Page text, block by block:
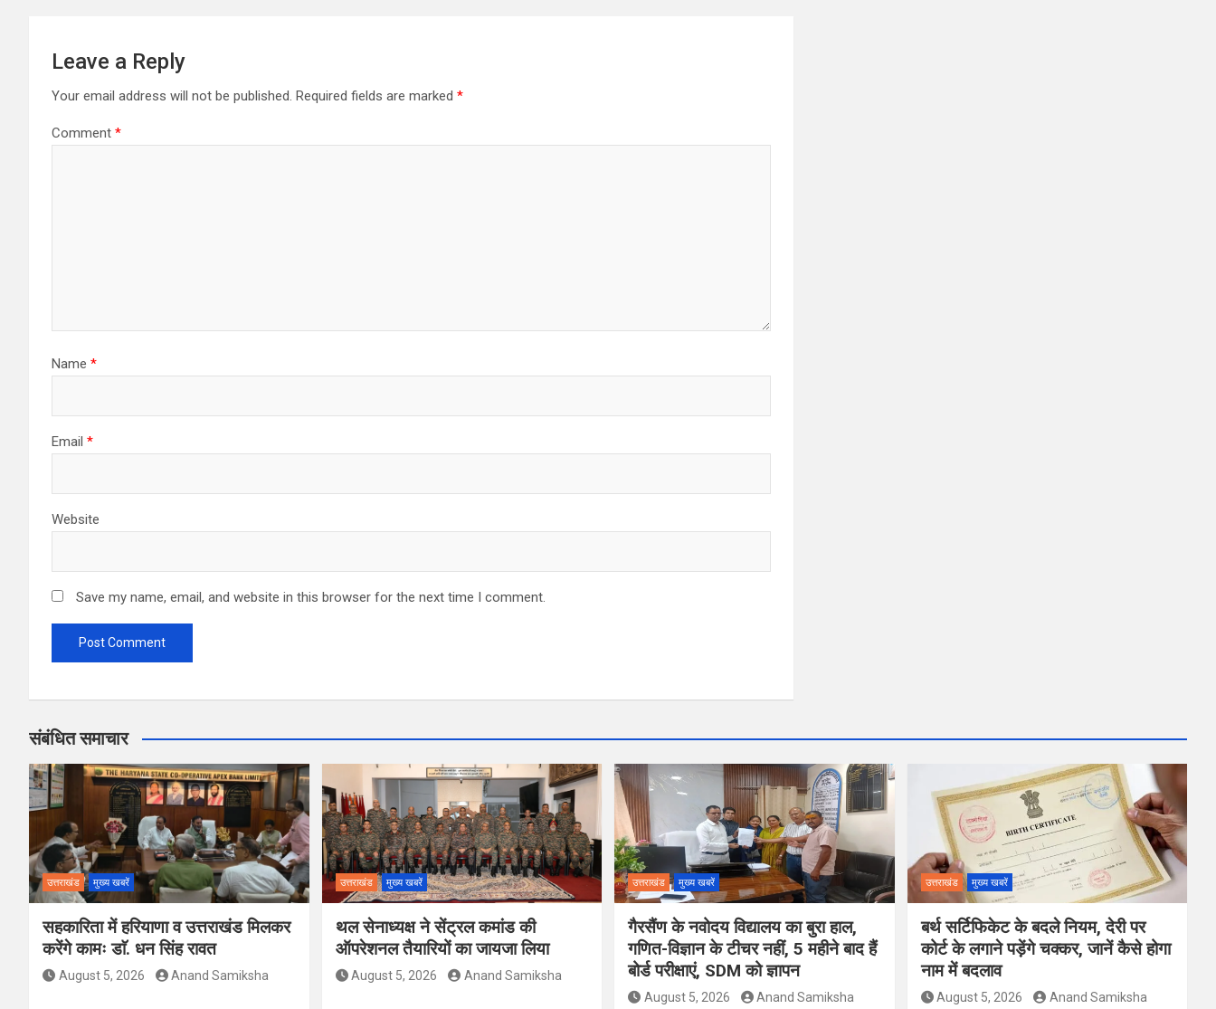
Leave a Reply
Your email address will not be published. Required fields are marked *
Comment *
Name *
Email *
Website
Save my name, email, and website in this browser for the next time I comment.
संबंधित समाचार
उत्तराखंड मुख्य खबरें
सहकारिता में हरियाणा व उत्तराखंड मिलकर
करेंगे कामः डाॅ. धन सिंह रावत
August 5, 2026 Anand Samiksha
उत्तराखंड मुख्य खबरें
थल सेनाध्यक्ष ने सेंट्रल कमांड की
ऑपरेशनल तैयारियों का जायजा लिया
August 5, 2026 Anand Samiksha
उत्तराखंड मुख्य खबरें
गैरसैंण के नवोदय विद्यालय का बुरा हाल,
गणित-विज्ञान के टीचर नहीं, 5 महीने बाद हैं
बोर्ड परीक्षाएं, SDM को ज्ञापन
August 5, 2026 Anand Samiksha
उत्तराखंड मुख्य खबरें
बर्थ सर्टिफिकेट के बदले नियम, देरी पर
कोर्ट के लगाने पड़ेंगे चक्कर, जानें कैसे होगा
नाम में बदलाव
August 5, 2026 Anand Samiksha